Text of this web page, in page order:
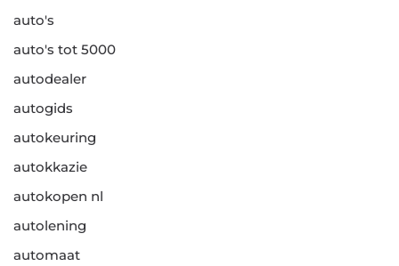
auto's
auto's tot 5000
autodealer
autogids
autokeuring
autokkazie
autokopen nl
autolening
automaat